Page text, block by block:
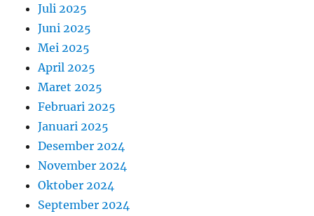
Juli 2025
Juni 2025
Mei 2025
April 2025
Maret 2025
Februari 2025
Januari 2025
Desember 2024
November 2024
Oktober 2024
September 2024